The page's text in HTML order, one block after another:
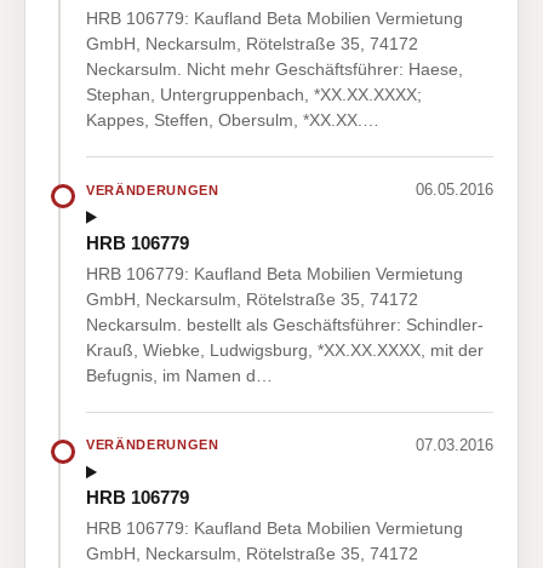
HRB 106779: Kaufland Beta Mobilien Vermietung
GmbH, Neckarsulm, Rötelstraße 35, 74172
Neckarsulm. Nicht mehr Geschäftsführer: Haese,
Stephan, Untergruppenbach, *XX.XX.XXXX;
Kappes, Steffen, Obersulm, *XX.XX.…
VERÄNDERUNGEN 06.05.2016
HRB 106779
HRB 106779: Kaufland Beta Mobilien Vermietung
GmbH, Neckarsulm, Rötelstraße 35, 74172
Neckarsulm. bestellt als Geschäftsführer: Schindler-
Krauß, Wiebke, Ludwigsburg, *XX.XX.XXXX, mit der
Befugnis, im Namen d…
VERÄNDERUNGEN 07.03.2016
HRB 106779
HRB 106779: Kaufland Beta Mobilien Vermietung
GmbH, Neckarsulm, Rötelstraße 35, 74172